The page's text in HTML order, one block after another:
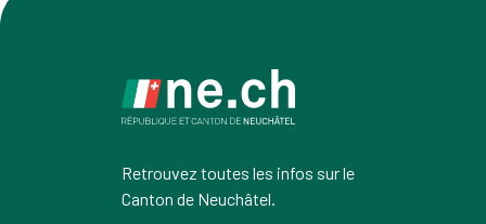
Retrouvez toutes les infos sur le
Canton de Neuchâtel.